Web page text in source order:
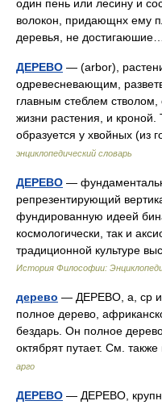
один пень или лесину и
волокон, придающнх ему
деревья, не
ДЕРЕВО — (arbor),
одревесневающим,
главным стеблем
жизни растения, и кроной.
образуется у хвойных
энциклопедический словарь
ДЕРЕВО —
репрезентирующий
фундированную идеей
космологически, так и
традиционной культуре
История Философии:
дерево — ДЕРЕВО, а, ср и
полное дерево,
бездарь. Он полное
октябрят путает. См.
арго
ДЕРЕВО — ДЕРЕВО,